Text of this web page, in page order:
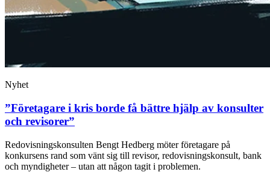
Nyhet
”Företagare i kris borde få bättre hjälp av konsulter
och revisorer”
Redovisningskonsulten Bengt Hedberg möter företagare på
konkursens rand som vänt sig till revisor, redovisningskonsult, bank
och myndigheter – utan att någon tagit i problemen.